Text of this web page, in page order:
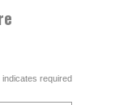
indicates required